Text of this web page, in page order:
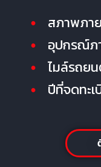
สภาพภา
อุปกรณ์ภ
ไมล์รถย
ปีที่จดทะเ